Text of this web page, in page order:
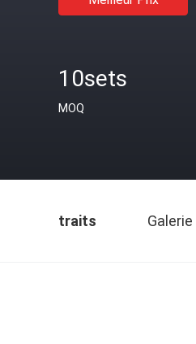
10sets
MOQ
traits Galerie